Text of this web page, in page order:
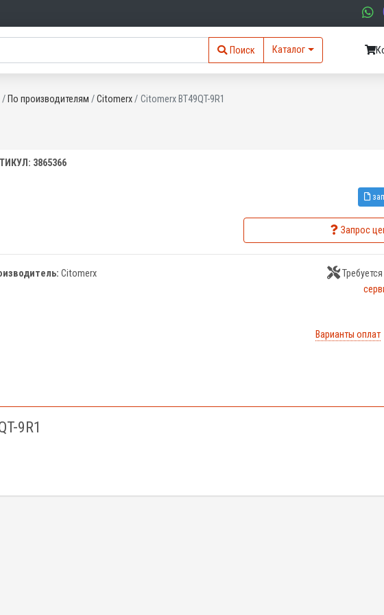
Поиск Каталог
По производителям Citomerx Citomerx BT49QT-9R1
3865366
Запрос
Citomerx
Варианты оплат
9R1